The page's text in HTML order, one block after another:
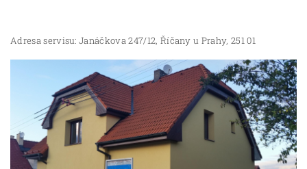
Adresa servisu: Janáčkova 247/12, Říčany u Prahy, 251 01